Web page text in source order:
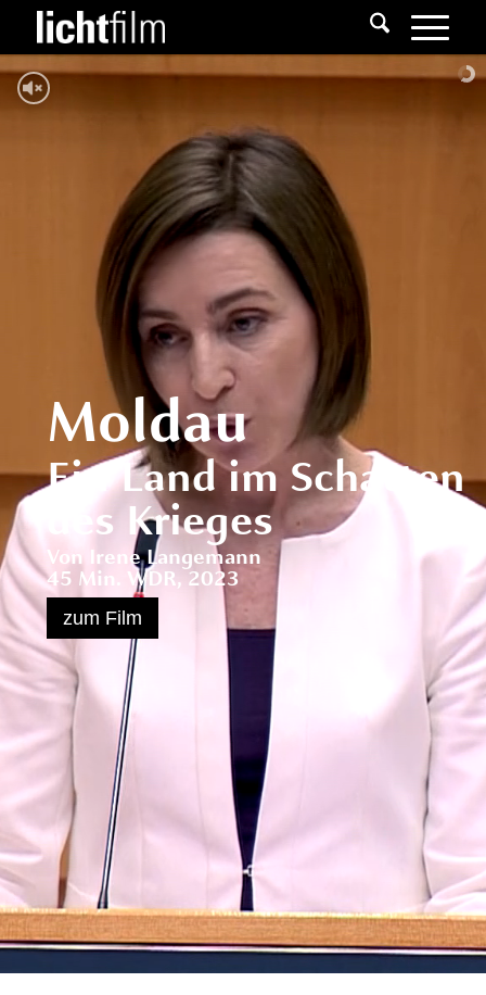
Moldau
Ein Land im Schatten
des Krieges
Von Irene Langemann
45 Min. WDR, 2023
zum Film